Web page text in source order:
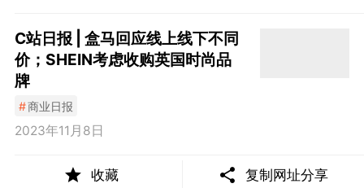
C站日报 | 盒马回应线上线下不同
价；SHEIN考虑收购英国时尚品
牌
#商业日报
2023年11月8日
收藏 复制网址分享